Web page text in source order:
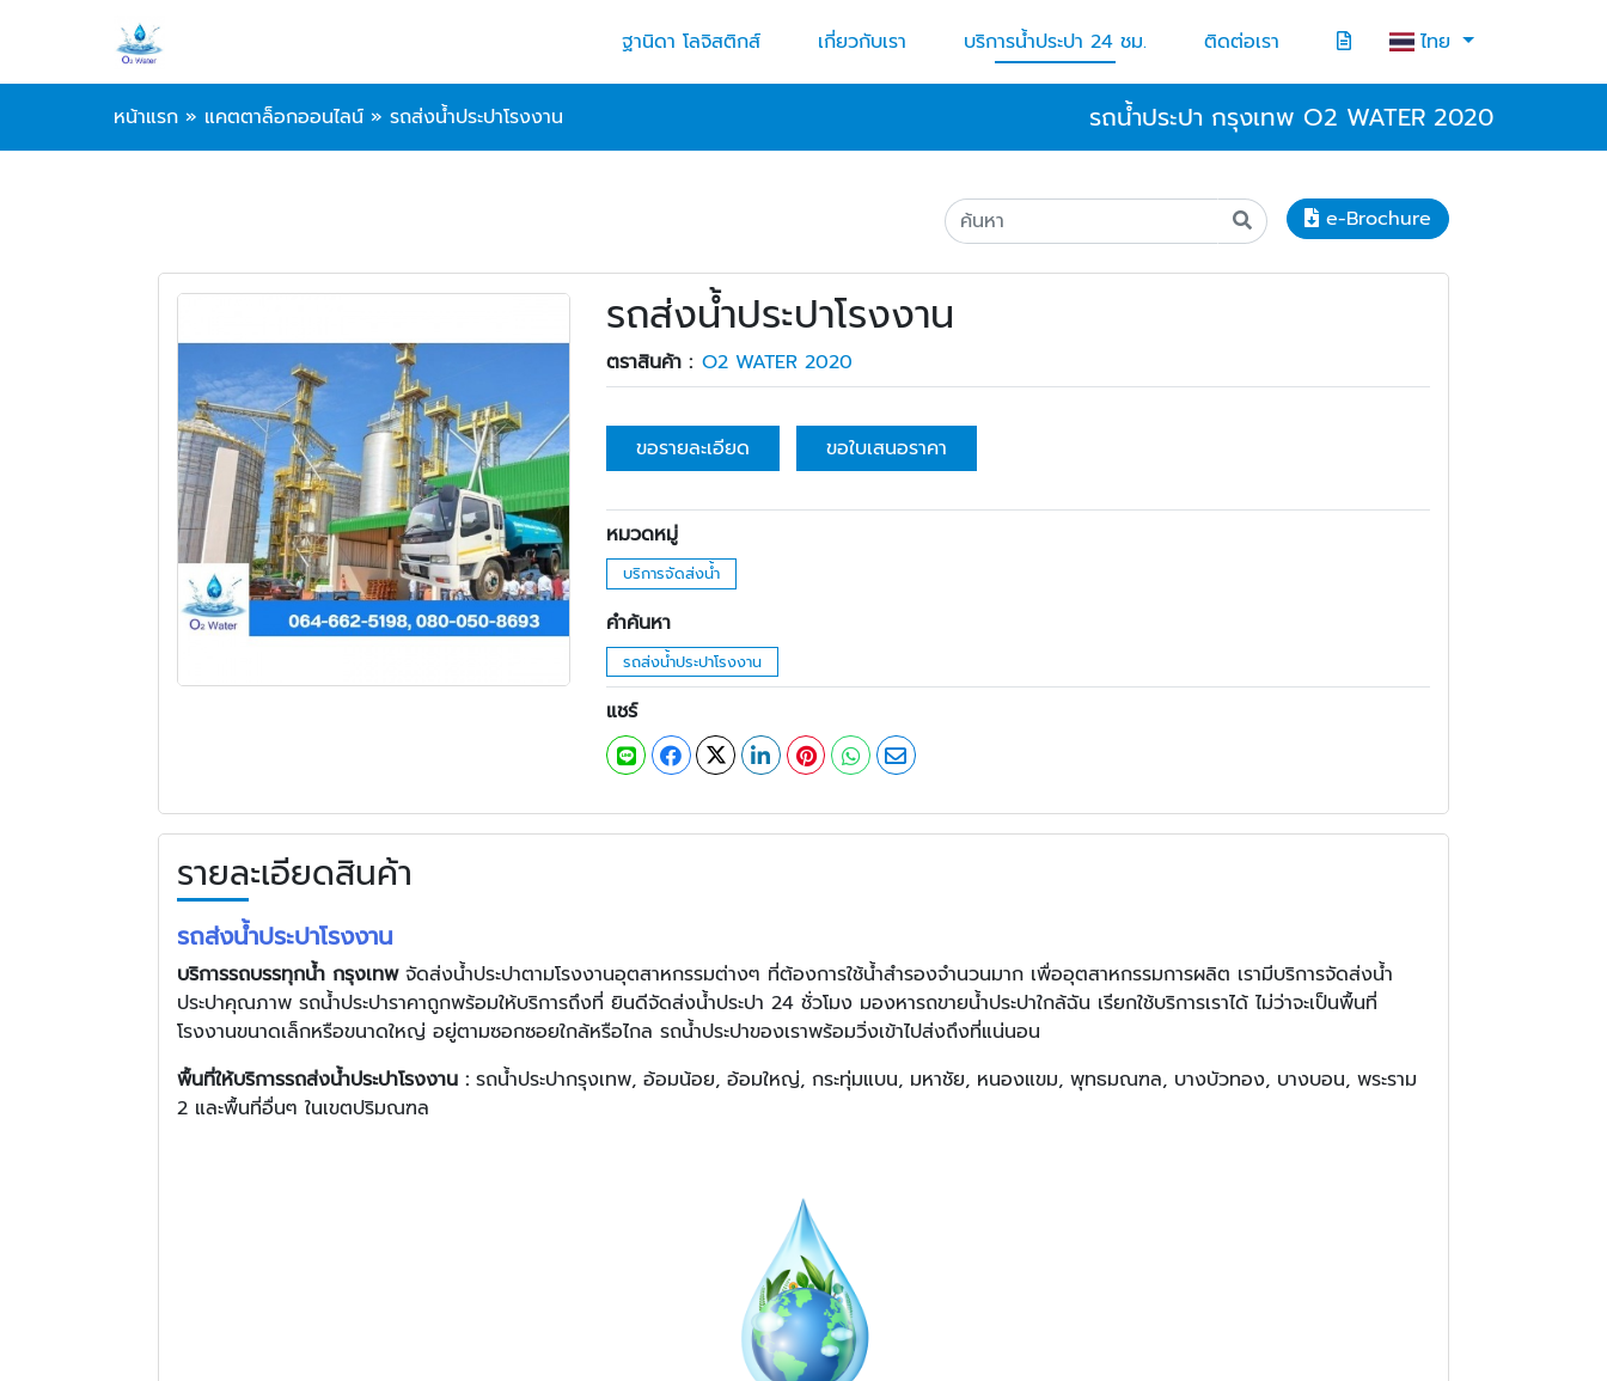
ฐานิดา โลจิสติกส์ เกี่ยวกับเรา บริการน้ำประปา 24 ชม. ติดต่อเรา ไทย
หน้าแรก » แคตตาล็อกออนไลน์ » รถส่งน้ำประปาโรงงาน รถน้ำประปา กรุงเทพ O2 WATER 2020
e-Brochure
รถส่งน้ำประปาโรงงาน
ตราสินค้า : O2 WATER 2020
ขอรายละเอียด ขอใบเสนอราคา
หมวดหมู่
บริการจัดส่งน้ำ
คำค้นหา
รถส่งน้ำประปาโรงงาน
แชร์
รายละเอียดสินค้า
รถส่งน้ำประปาโรงงาน
บริการรถบรรทุกน้ำ กรุงเทพ จัดส่งน้ำประปาตามโรงงานอุตสาหกรรมต่างๆ ที่ต้องการใช้น้ำสำรองจำนวนมาก เพื่ออุตสาหกรรมการผลิต เรามีบริการจัดส่งน้ำ
ประปาคุณภาพ รถน้ำประปาราคาถูกพร้อมให้บริการถึงที่ ยินดีจัดส่งน้ำประปา 24 ชั่วโมง มองหารถขายน้ำประปาใกล้ฉัน เรียกใช้บริการเราได้ ไม่ว่าจะเป็นพื้นที่
โรงงานขนาดเล็กหรือขนาดใหญ่ อยู่ตามซอกซอยใกล้หรือไกล รถน้ำประปาของเราพร้อมวิ่งเข้าไปส่งถึงที่แน่นอน
พื้นที่ให้บริการรถส่งน้ำประปาโรงงาน : รถน้ำประปากรุงเทพ, อ้อมน้อย, อ้อมใหญ่, กระทุ่มแบน, มหาชัย, หนองแขม, พุทธมณฑล, บางบัวทอง, บางบอน, พระราม
2 และพื้นที่อื่นๆ ในเขตปริมณฑล